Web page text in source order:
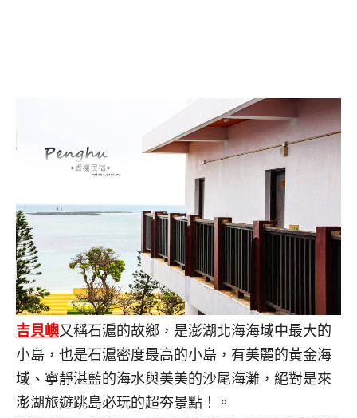
吉貝嶼又稱石滬的故鄉，是澎湖北海海域中最大的
小島，也是石滬密度最高的小島，有美麗的黃金海
域、寧靜湛藍的海水與美美的沙尾海灘，絕對是來
澎湖旅遊跳島必玩的超夯景點！。